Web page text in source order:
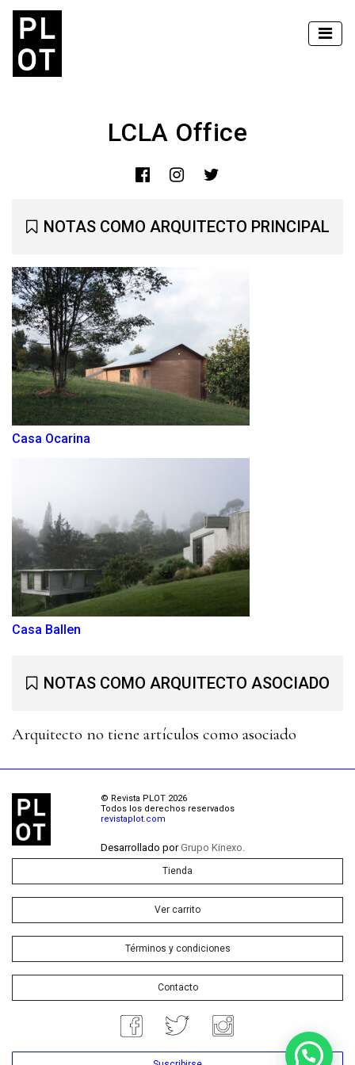
LCLA Office
NOTAS COMO ARQUITECTO PRINCIPAL
Casa Ocarina
Casa Ballen
NOTAS COMO ARQUITECTO ASOCIADO
Arquitecto no tiene artículos como asociado
© Revista PLOT 2026
Todos los derechos reservados
revistaplot.com
Desarrollado porGrupo Kinexo.
Tienda
Ver carrito
Términos y condiciones
Contacto